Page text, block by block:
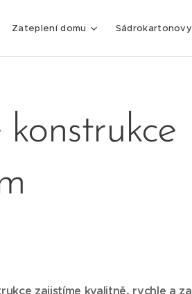
Zateplení domu Sádrokartonovy
zajistíme kvalitně, rychle a za